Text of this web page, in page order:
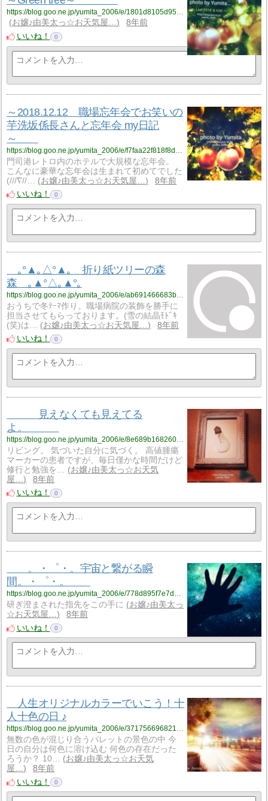
https://blog.goo.ne.jp/yumita_2006/e/1801d8105d954f7eab2054999818b66d?fm=rss
お嬢♪由美太っ☆お天気屋…
8年前
いいね！
0
～2018.12.12 職場忘年会でお笑いの
芋洗坂係長さんと忘年会 my日記
～
https://blog.goo.ne.jp/yumita_2006/e/f7faa22f818f8da4062ab61a8139dcd3?fm=rss
門司港レトロ内のホテルで大規模な忘年会。
こんなに豪華な忘年会は生まれて初めてでした
(///∇//…
お嬢♪由美太っ☆お天気屋…
8年前
いいね！
0
｡°▲｡△°▲｡ 折り紙ツリーの森
森 ｡▲°△｡▲°｡
https://blog.goo.ne.jp/yumita_2006/e/ab691466683b740757666ac963f43f38?fm=rss
おうちで冬ﾃｰﾏ作り。職場病院の装飾を勝手に
担当させてもらっております。(雪の結晶ﾓﾄﾞｷ
(笑)は…
お嬢♪由美太っ☆お天気屋…
8年前
いいね！
0
見えなくても見えてる
よ。
https://blog.goo.ne.jp/yumita_2006/e/8e689b16826028ece39ed809c6770176?fm=rss
リビング。 気づいた自分に気づく。 高値腫瘍
マーカーの患者ですが、毎日僅かな時間だけど
修行と勉強を…
お嬢♪由美太っ☆お天気
屋…
8年前
いいね！
0
。・゜・。宇宙と繋がる瞬
間。・゜・。
https://blog.goo.ne.jp/yumita_2006/e/778d895f7e7d4d63e3e6fa232cdc61e1?fm=rss
研ぎ澄まされた指先をこの手に
お嬢♪由美太っ
☆お天気屋…
8年前
いいね！
0
人生オリジナルカラーでいこう！十
人十色の日 ♪
https://blog.goo.ne.jp/yumita_2006/e/37175669682154b347d31fc5da5bedc8?fm=rss
無数の色が混じり合うパレットの景色の中 今
日の自分は何色に溶け込む 何色の存在だった
ろうか？ 10…
お嬢♪由美太っ☆お天気
屋…
8年前
いいね！
0